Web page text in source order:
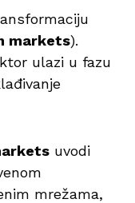
markets).
ulazi u fazu
uvodi
mrežama,